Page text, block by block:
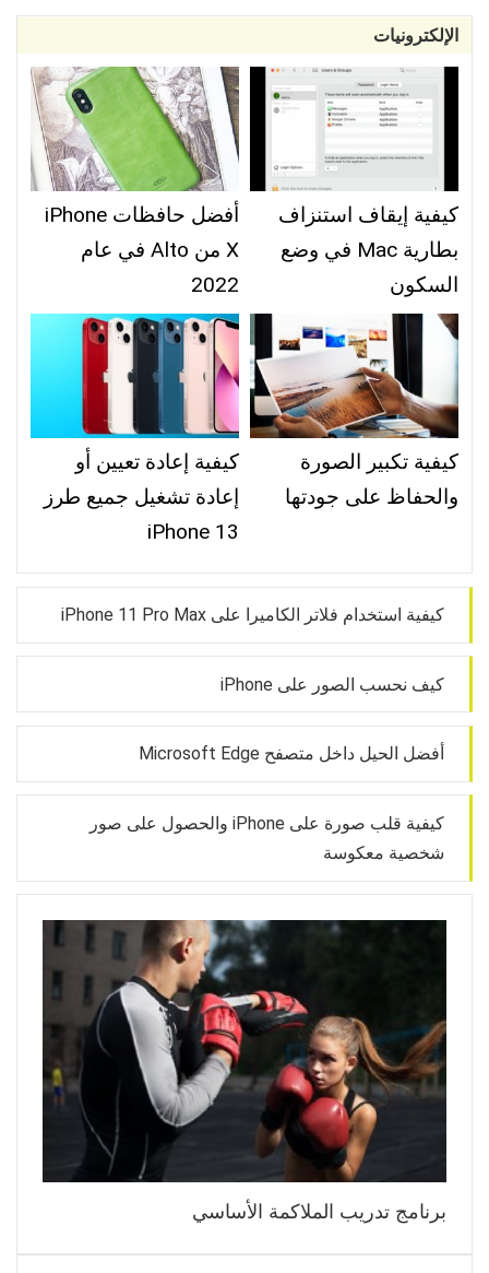
الإلكترونيات
كيفية إيقاف استنزاف
بطارية Mac في وضع
السكون
أفضل حافظات iPhone
X من Alto في عام
2022
كيفية تكبير الصورة
والحفاظ على جودتها
كيفية إعادة تعيين أو
إعادة تشغيل جميع طرز
iPhone 13
كيفية استخدام فلاتر الكاميرا على iPhone 11 Pro Max
كيف نحسب الصور على iPhone
أفضل الحيل داخل متصفح Microsoft Edge
كيفية قلب صورة على iPhone والحصول على صور
شخصية معكوسة
برنامج تدريب الملاكمة الأساسي